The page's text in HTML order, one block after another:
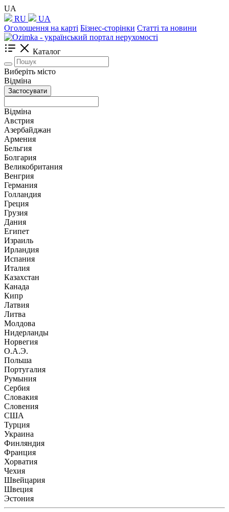
UA
RU
UA
Оголошення на карті Бізнес-сторінки Статті та новини
Каталог
Виберіть місто
Відміна
Застосувати
Відміна
Австрия
Азербайджан
Армения
Бельгия
Болгария
Великобритания
Венгрия
Германия
Голландия
Греция
Грузия
Дания
Египет
Израиль
Ирландия
Испания
Италия
Казахстан
Канада
Кипр
Латвия
Литва
Молдова
Нидерланды
Норвегия
О.А.Э.
Польша
Португалия
Румыния
Сербия
Словакия
Словения
США
Турция
Украина
Финляндия
Франция
Хорватия
Чехия
Швейцария
Швеция
Эстония